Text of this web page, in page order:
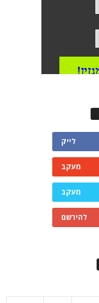
לייק
מעקב
מעקב
להירשם